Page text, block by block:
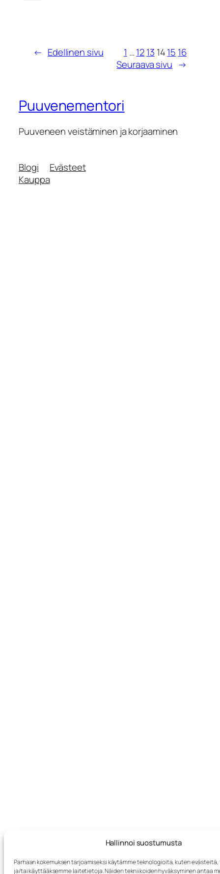
Hallinnoi suostumusta
Parhaan kokemuksen tarjoamiseksi käytämme teknologioita, kuten
ja/tai käyttääksemme laitetietoja. Näiden tekniikoiden hyväksyminen antaa
← Edellinen sivu 1 …1213 1415 16
Seuraava sivu →
Puuvenementori
Puuveneen veistäminen ja korjaaminen
Blogi
Kauppa
Evästeet